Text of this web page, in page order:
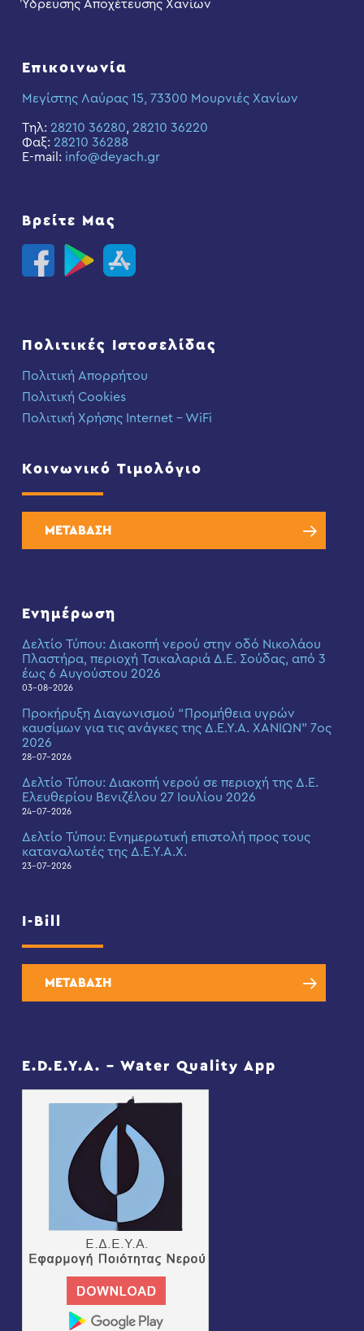
Ύδρευσης Αποχέτευσης Χανίων
Επικοινωνία
Μεγίστης Λαύρας 15, 73300 Μουρνιές Χανίων
Τηλ: 28210 36280, 28210 36220
Φαξ: 28210 36288
E-mail: info@deyach.gr
Βρείτε Μας
Πολιτικές Ιστοσελίδας
Πολιτική Απορρήτου
Πολιτική Cookies
Πολιτική Χρήσης Internet – WiFi
Κοινωνικό Τιμολόγιο
ΜΕΤΑΒΑΣΗ
Ενημέρωση
Δελτίο Τύπου: Διακοπή νερού στην οδό Νικολάου
Πλαστήρα, περιοχή Τσικαλαριά Δ.Ε. Σούδας, από 3
έως 6 Αυγούστου 2026
03-08-2026
Προκήρυξη Διαγωνισμού “Προμήθεια υγρών
καυσίμων για τις ανάγκες της Δ.Ε.Υ.Α. ΧΑΝΙΩΝ” 7ος
2026
28-07-2026
Δελτίο Τύπου: Διακοπή νερού σε περιοχή της Δ.Ε.
Ελευθερίου Βενιζέλου 27 Ιουλίου 2026
24-07-2026
Δελτίο Τύπου: Eνημερωτική επιστολή προς τους
καταναλωτές της Δ.Ε.Υ.Α.Χ.
23-07-2026
I-Bill
ΜΕΤΑΒΑΣΗ
E.D.E.Y.A. – Water Quality App